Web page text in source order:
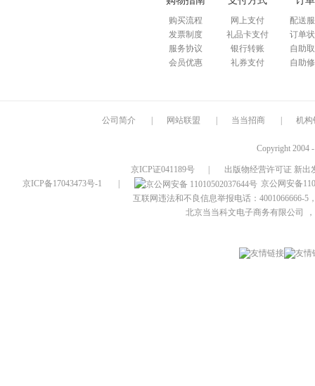
购买流程
发票制度
服务协议
会员优惠
网上支付
礼品卡支付
银行转账
礼券支付
配送
订单
自助
自助
公司简介 网站联盟 当当招商 机构
Copyright 2004
京ICP证041189号
出版物经营许可证 新出
京ICP备17043473号-1
京公网安备
互联网违法和不良信息举报电话：4001066666-5
北京当当科文电子商务有限公司